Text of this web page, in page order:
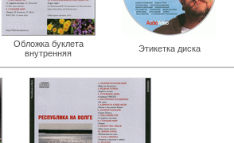
Обложка буклета
внутренняя
Этикетка диска